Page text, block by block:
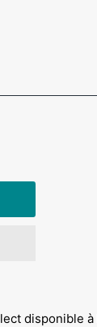
disponible à